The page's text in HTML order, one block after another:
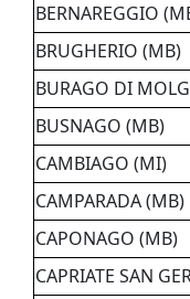
BERNAREGGIO
BRUGHERIO (MB)
BURAGO DI
BUSNAGO (MB)
CAMBIAGO (MI)
CAMPARADA (MB)
CAPONAGO (MB)
CAPRIATE SAN